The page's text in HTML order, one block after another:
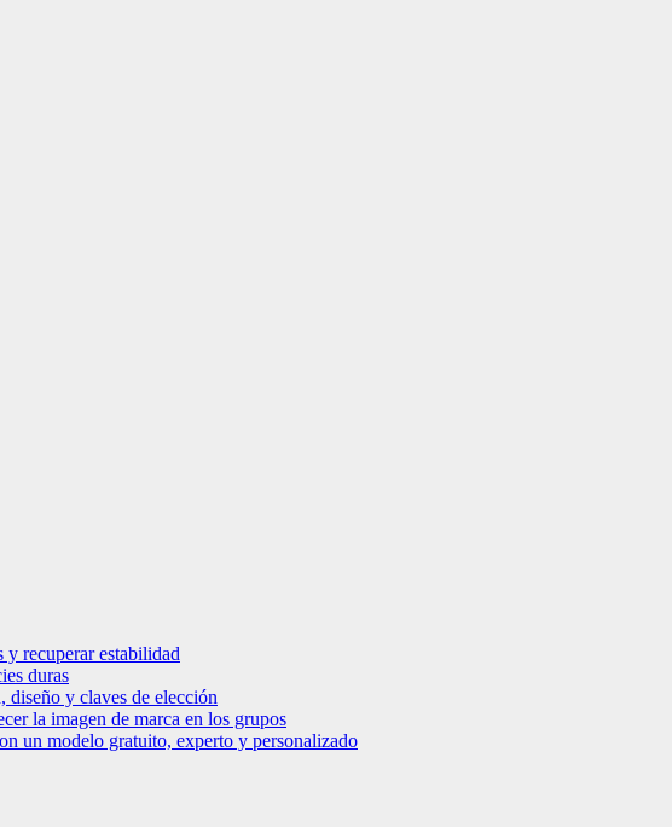
y recuperar estabilidad
duras
diseño y claves de elección
la imagen de marca en los grupos
un modelo gratuito, experto y personalizado